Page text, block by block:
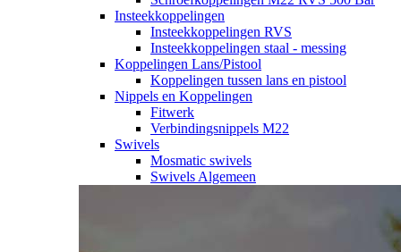
Insteekkoppelingen
Insteekkoppelingen RVS
Insteekkoppelingen staal - messing
Koppelingen Lans/Pistool
Koppelingen tussen lans en pistool
Nippels en Koppelingen
Fitwerk
Verbindingsnippels M22
Swivels
Mosmatic swivels
Swivels Algemeen